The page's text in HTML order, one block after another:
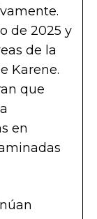
de 2025 y
de la
Karene.
que
en